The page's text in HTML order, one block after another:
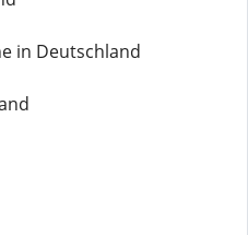
in Deutschland